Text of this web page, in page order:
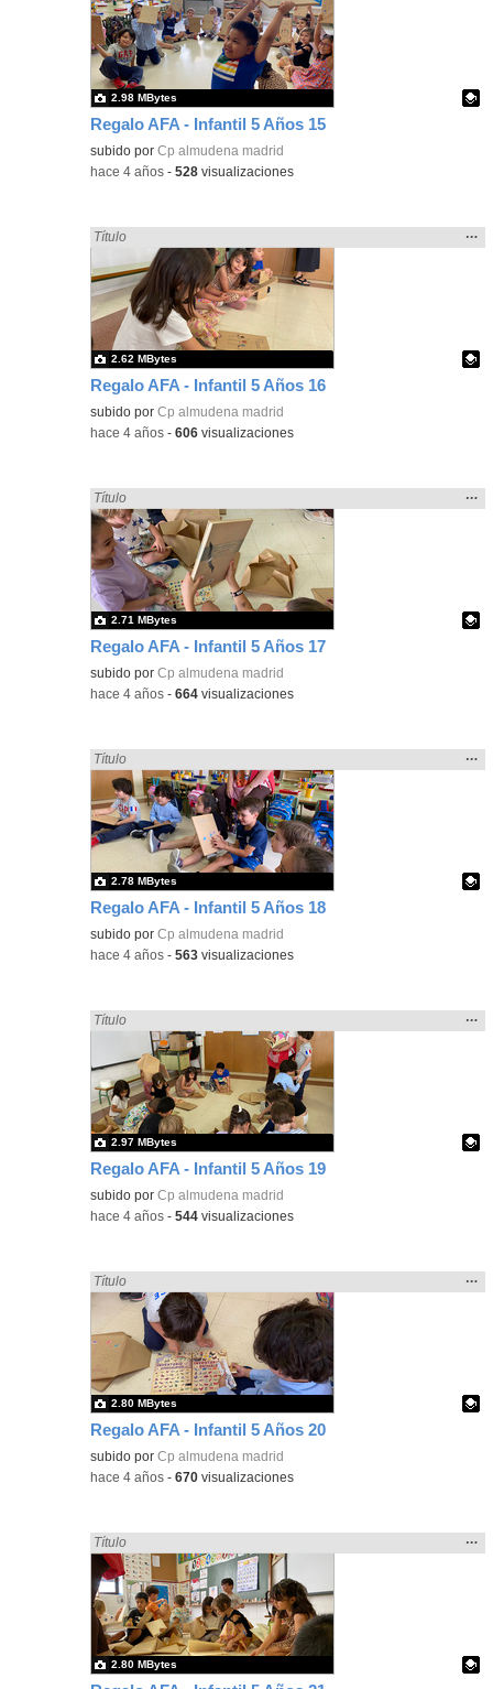
Regalo AFA - Infantil 5 Años 15
Contenido educativo.
subido porCp almudena madrid
2.98 MBytes
-hace 4 años -528 visualizaciones
Regalo AFA - Infantil 5 Años 16
Encontrado «regalo» en:
Título
la
…
Contenido educativo.
subido porCp almudena madrid
2.62 MBytes
-hace 4 años -606 visualizaciones
Regalo AFA - Infantil 5 Años 17
Encontrado «regalo» en:
Título
la
…
Contenido educativo.
subido porCp almudena madrid
2.71 MBytes
-hace 4 años -664 visualizaciones
Regalo AFA - Infantil 5 Años 18
Encontrado «regalo» en:
Título
la
…
Contenido educativo.
subido porCp almudena madrid
2.78 MBytes
-hace 4 años -563 visualizaciones
Regalo AFA - Infantil 5 Años 19
Encontrado «regalo» en:
Título
la
…
Contenido educativo.
subido porCp almudena madrid
2.97 MBytes
-hace 4 años -544 visualizaciones
Regalo AFA - Infantil 5 Años 20
Encontrado «regalo» en:
Título
la
…
Contenido educativo.
subido porCp almudena madrid
2.80 MBytes
-hace 4 años -670 visualizaciones
Encontrado «regalo» en:
Título
la
…
2.80 MBytes